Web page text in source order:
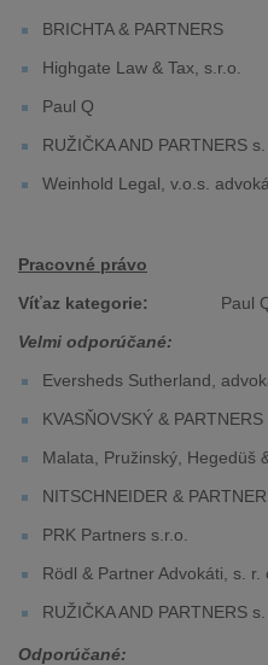
BRICHTA & PARTNERS
Highgate Law & Tax, s.r.o.
Paul Q
RUŽIČKA AND PARTNERS s.
Weinhold Legal, v.o.s.
Pracovné právo
Víťaz kategorie: Paul
Velmi odporúčané:
Eversheds Sutherland,
KVASŇOVSKÝ & PARTNERS
Malata, Pružinský, Hegedüš
NITSCHNEIDER &
PRK Partners s.r.o.
Rödl & Partner Advokáti, s. r.
RUŽIČKA AND PARTNERS s.
Odporúčané: